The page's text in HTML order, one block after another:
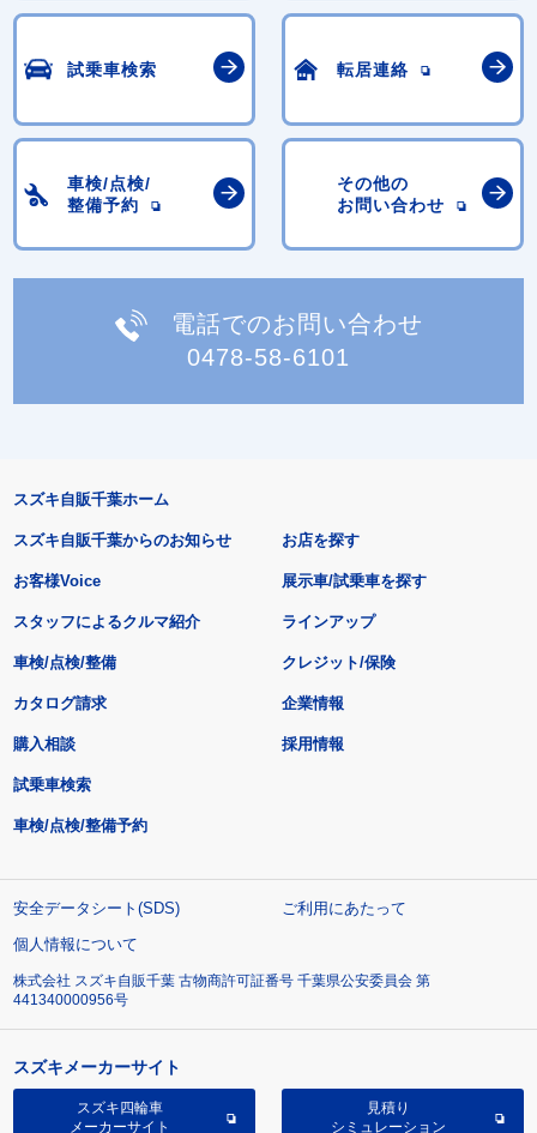
試乗車検索 転居連絡
車検/点検/
整備予約
その他の
お問い合わせ
電話でのお問い合わせ
0478-58-6101
スズキ自販千葉ホーム
スズキ自販千葉からのお知らせ
お客様Voice
スタッフによるクルマ紹介
お店を探す
展示車/試乗車を探す
ラインアップ
車検/点検/整備 クレジット/保険
カタログ請求
購入相談
試乗車検索
車検/点検/整備予約
企業情報
採用情報
安全データシート(SDS)
ご利用にあたって
個人情報について
株式会社 スズキ自販千葉 古物商許可証番号 千葉県公安委員会 第
441340000956号
スズキメーカーサイト
スズキ四輪車
メーカーサイト
見積り
シミュレーション